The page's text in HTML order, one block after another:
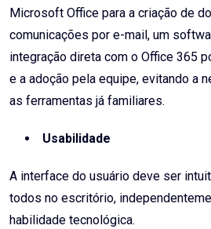
Microsoft Office para a criação de
comunicações por e-mail, um
integração direta com o Office 365
e a adoção pela equipe, evitando a
as ferramentas já familiares.
Usabilidade
A interface do usuário deve ser
todos no escritório,
habilidade tecnológica.